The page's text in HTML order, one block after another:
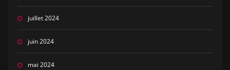
juillet 2024
juin 2024
mai 2024